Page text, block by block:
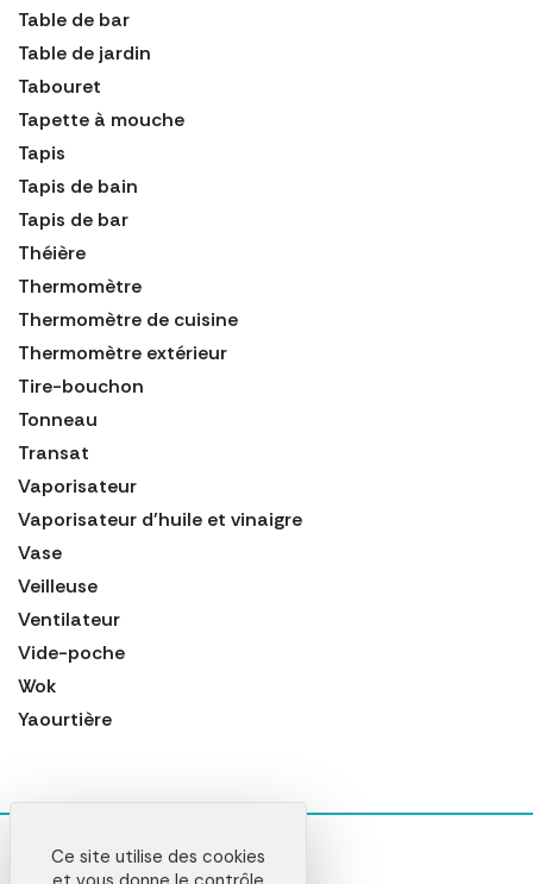
Table de bar
Table de jardin
Tabouret
Tapette à mouche
Tapis
Tapis de bain
Tapis de bar
Théière
Thermomètre
Thermomètre de cuisine
Thermomètre extérieur
Tire-bouchon
Tonneau
Transat
Vaporisateur
Vaporisateur d'huile et vinaigre
Vase
Veilleuse
Ventilateur
Vide-poche
Wok
Yaourtière
Ce site utilise des cookies